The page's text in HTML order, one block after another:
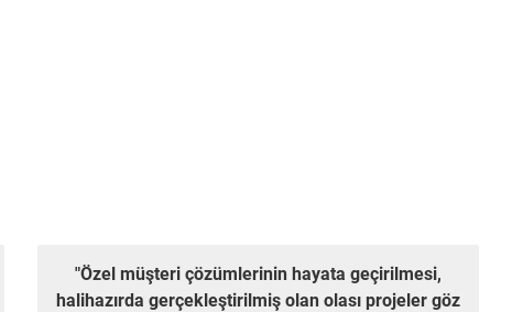
"Özel müşteri çözümlerinin hayata geçirilmesi,
halihazırda gerçekleştirilmiş olan olası projeler göz